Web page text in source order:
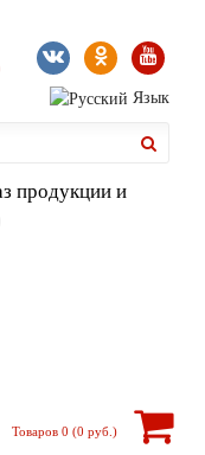
Язык
продукции и
Товаров 0 (0 руб.)